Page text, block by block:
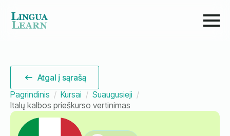
Atgal į sąrašą
Pagrindinis
Kursai
Suaugusieji
Italų kalbos prieškurso vertinimas